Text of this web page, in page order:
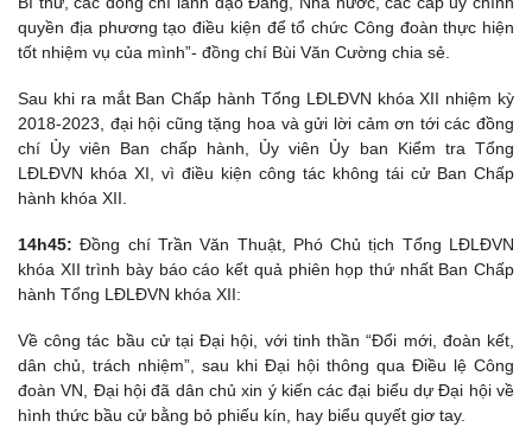
quyền địa phương tạo điều kiện để tổ chức Công đoàn thực hiện
tốt nhiệm vụ của mình”- đồng chí Bùi Văn Cường chia sẻ.
Sau khi ra mắt Ban Chấp hành Tổng LĐLĐVN khóa XII nhiệm kỳ
2018-2023, đại hội cũng tặng hoa và gửi lời cảm ơn tới các đồng
chí Ủy viên Ban chấp hành, Ủy viên Ủy ban Kiểm tra Tổng
LĐLĐVN khóa XI, vì điều kiện công tác không tái cử Ban Chấp
hành khóa XII.
14h45: Đồng chí Trần Văn Thuật, Phó Chủ tịch Tổng LĐLĐVN
khóa XII trình bày báo cáo kết quả phiên họp thứ nhất Ban Chấp
hành Tổng LĐLĐVN khóa XII:
Về công tác bầu cử tại Đại hội, với tinh thần “Đổi mới, đoàn kết,
dân chủ, trách nhiệm”, sau khi Đại hội thông qua Điều lệ Công
đoàn VN, Đại hội đã dân chủ xin ý kiến các đại biểu dự Đại hội về
hình thức bầu cử bằng bỏ phiếu kín, hay biểu quyết giơ tay.